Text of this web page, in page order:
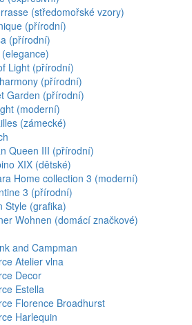
(středomořské vzory)
(přírodní)
(přírodní)
Light (přírodní)
(přírodní)
Garden (přírodní)
(moderní)
(zámecké)
Queen III (přírodní)
XIX (dětské)
Home collection 3 (moderní)
3 (přírodní)
Style (grafika)
Wohnen (domácí značkové)
and Campman
Atelier vlna
Decor
Estella
Florence Broadhurst
Harlequin